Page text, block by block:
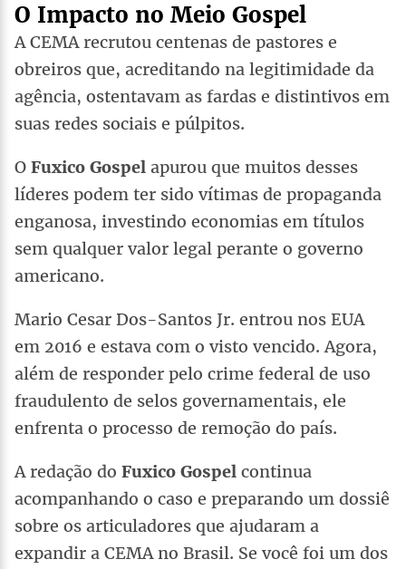
O Impacto no Meio Gospel
A CEMA recrutou centenas de pastores e
obreiros que, acreditando na legitimidade da
agência, ostentavam as fardas e distintivos em
suas redes sociais e púlpitos.
O Fuxico Gospel apurou que muitos desses
líderes podem ter sido vítimas de propaganda
enganosa, investindo economias em títulos
sem qualquer valor legal perante o governo
americano.
Mario Cesar Dos-Santos Jr. entrou nos EUA
em 2016 e estava com o visto vencido. Agora,
além de responder pelo crime federal de uso
fraudulento de selos governamentais, ele
enfrenta o processo de remoção do país.
A redação do Fuxico Gospel continua
acompanhando o caso e preparando um dossiê
sobre os articuladores que ajudaram a
expandir a CEMA no Brasil. Se você foi um dos